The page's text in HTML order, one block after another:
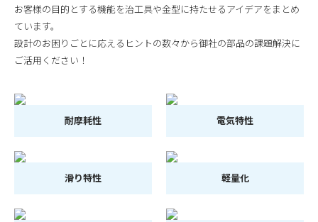
お客様の目的とする機能を治工具や金型に持たせるアイデアをまとめ
ています。
設計のお困りごとに応えるヒントの数々から御社の部品の課題解決に
ご活用ください！
耐摩耗性 電気特性
滑り特性 軽量化